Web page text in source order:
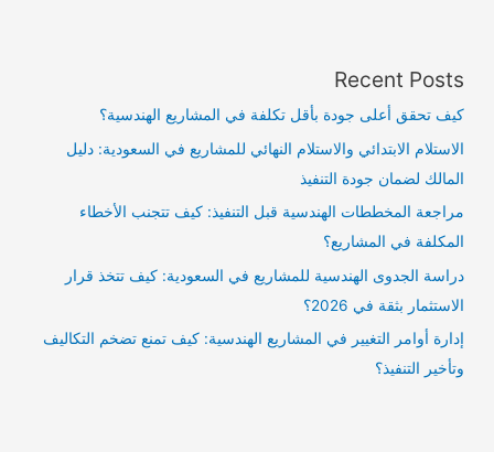
Recent Posts
كيف تحقق أعلى جودة بأقل تكلفة في المشاريع الهندسية؟
الاستلام الابتدائي والاستلام النهائي للمشاريع في السعودية: دليل
المالك لضمان جودة التنفيذ
مراجعة المخططات الهندسية قبل التنفيذ: كيف تتجنب الأخطاء
المكلفة في المشاريع؟
دراسة الجدوى الهندسية للمشاريع في السعودية: كيف تتخذ قرار
الاستثمار بثقة في 2026؟
إدارة أوامر التغيير في المشاريع الهندسية: كيف تمنع تضخم التكاليف
وتأخير التنفيذ؟